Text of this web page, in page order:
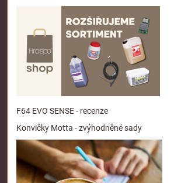
F64 EVO SENSE - recenze
Konvičky Motta - zvýhodněné sady